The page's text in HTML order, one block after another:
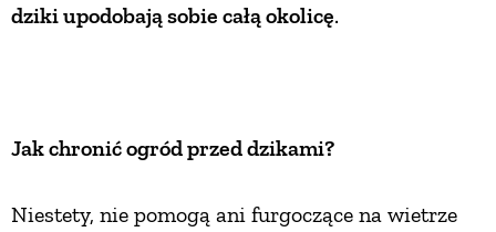
dziki upodobają sobie całą okolicę.
Jak chronić ogród przed dzikami?
Niestety, nie pomogą ani furgoczące na wietrze